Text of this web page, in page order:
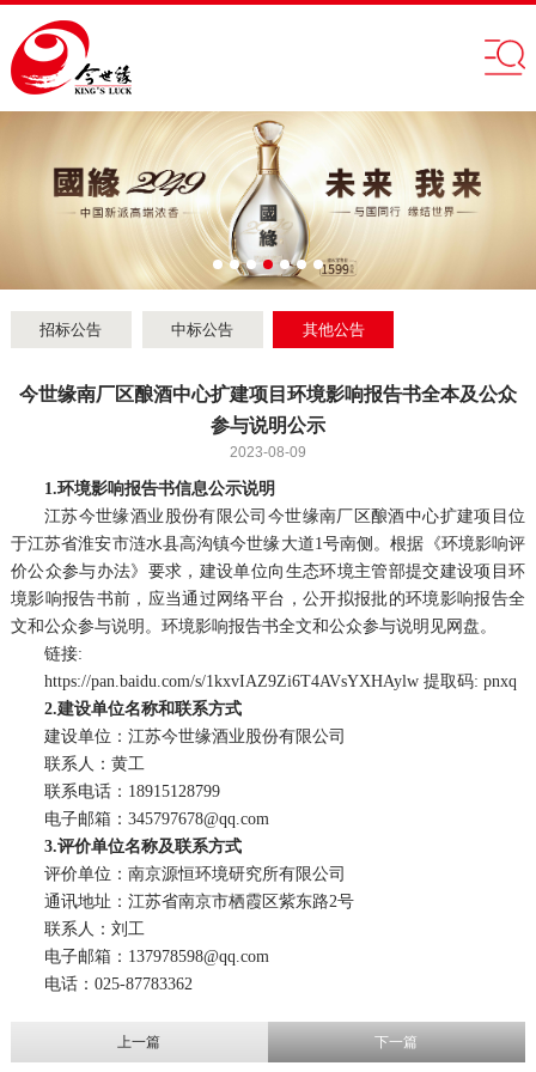
招标公告 中标公告 其他公告
​今世缘南厂区酿酒中心扩建项目环境影响报告书全本及公众
参与说明公示
2023-08-09
1.环境影响报告书信息公示说明
江苏今世缘酒业股份有限公司今世缘南厂区酿酒中心扩建项目位
于江苏省淮安市涟水县高沟镇今世缘大道1号南侧。根据《环境影响评
价公众参与办法》要求，建设单位向生态环境主管部提交建设项目环
境影响报告书前，应当通过网络平台，公开拟报批的环境影响报告全
文和公众参与说明。环境影响报告书全文和公众参与说明见网盘。
链接:
https://pan.baidu.com/s/1kxvIAZ9Zi6T4AVsYXHAylw 提取码: pnxq
2.建设单位名称和联系方式
建设单位：江苏今世缘酒业股份有限公司
联系人：黄工
联系电话：18915128799
电子邮箱：345797678@qq.com
3.评价单位名称及联系方式
评价单位：南京源恒环境研究所有限公司
通讯地址：江苏省南京市栖霞区紫东路2号
联系人：刘工
电子邮箱：137978598@qq.com
电话：025-87783362
上一篇 下一篇